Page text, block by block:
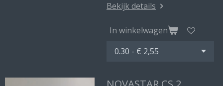
Bekijk details
In winkelwagen